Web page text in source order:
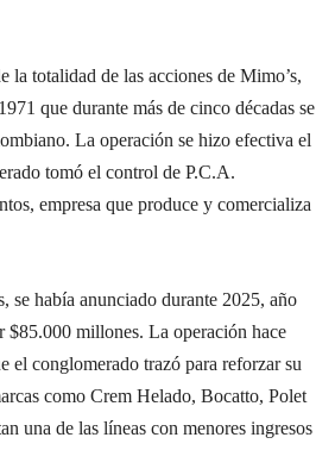
totalidad de las acciones de Mimo’s,
que durante más de cinco décadas se
La operación se hizo efectiva el
tomó el control de P.C.A.
empresa que produce y comercializa
se había anunciado durante 2025, año
$85.000 millones. La operación hace
el conglomerado trazó para reforzar su
como Crem Helado, Bocatto, Polet
una de las líneas con menores ingresos